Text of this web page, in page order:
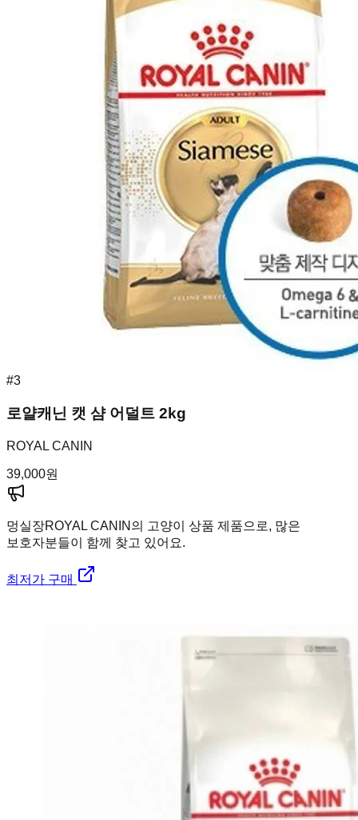
#3
로얄캐닌 캣 샴 어덜트 2kg
ROYAL CANIN
39,000원
멍실장ROYAL CANIN의 고양이 상품 제품으로, 많은
보호자분들이 함께 찾고 있어요.
최저가 구매